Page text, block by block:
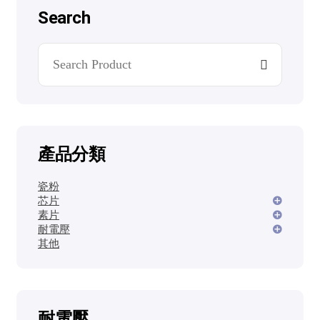
Search
產品分類
瓷粉
芯片
素片
耐電壓
其他